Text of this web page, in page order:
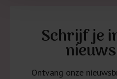
Schrijf je
Ontvang onze